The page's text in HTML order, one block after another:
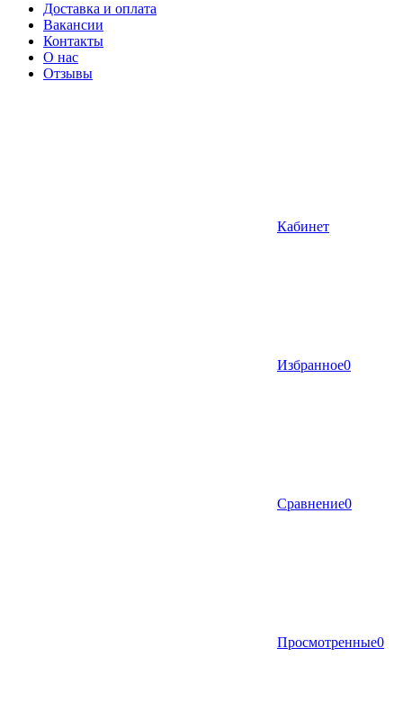
Доставка и оплата
Вакансии
Контакты
О нас
Отзывы
Кабинет
Избранное0
Сравнение0
Просмотренные0